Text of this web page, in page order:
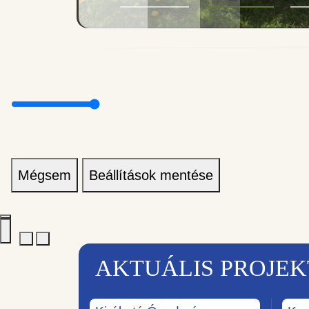
Mégsem Beállítások mentése
AKTUÁLIS